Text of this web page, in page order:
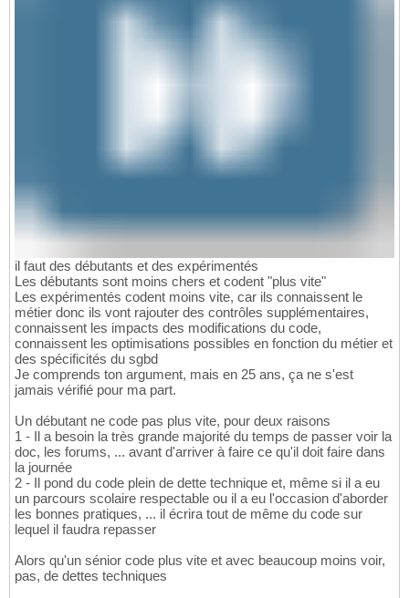
il faut des débutants et des expérimentés
Les débutants sont moins chers et codent "plus vite"
Les expérimentés codent moins vite, car ils connaissent le
métier donc ils vont rajouter des contrôles supplémentaires,
connaissent les impacts des modifications du code,
connaissent les optimisations possibles en fonction du métier et
des spécificités du sgbd
Je comprends ton argument, mais en 25 ans, ça ne s'est
jamais vérifié pour ma part.
Un débutant ne code pas plus vite, pour deux raisons
1 - Il a besoin la très grande majorité du temps de passer voir la
doc, les forums, ... avant d'arriver à faire ce qu'il doit faire dans
la journée
2 - Il pond du code plein de dette technique et, même si il a eu
un parcours scolaire respectable ou il a eu l'occasion d'aborder
les bonnes pratiques, ... il écrira tout de même du code sur
lequel il faudra repasser
Alors qu'un sénior code plus vite et avec beaucoup moins voir,
pas, de dettes techniques